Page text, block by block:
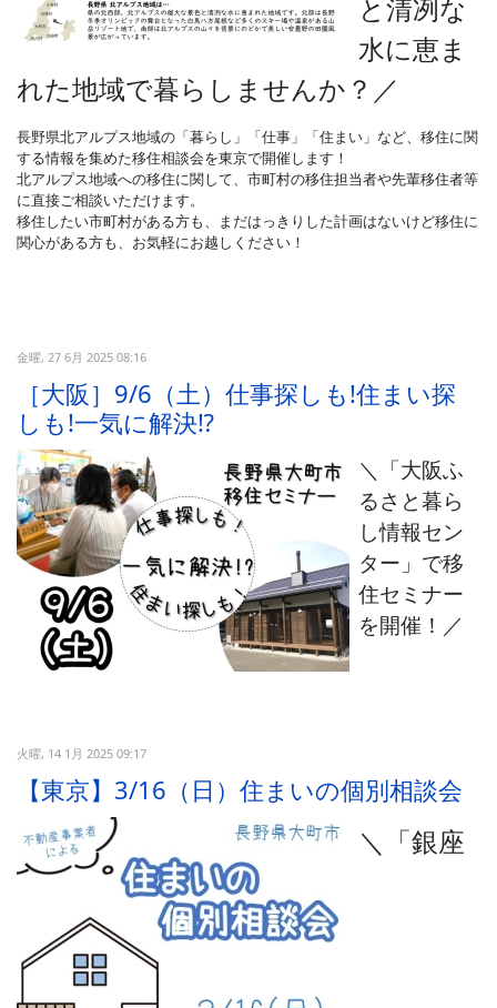
と清冽な
水に恵ま
れた地域で暮らしませんか？ ／
長野県北アルプス地域の「暮らし」「仕事」「住まい」など、移住に関
する情報を集めた移住相談会を東京で開催します！
北アルプス地域への移住に関して、市町村の移住担当者や先輩移住者等
に直接ご相談いただけます。
移住したい市町村がある方も、まだはっきりした計画はないけど移住に
関心がある方も、お気軽にお越しください！
金曜, 27 6月 2025 08:16
［大阪］9/6（土）仕事探しも!住まい探
しも!一気に解決⁉
＼「大阪ふ
るさと暮ら
し情報セン
ター」で移
住セミナー
を開催！／
火曜, 14 1月 2025 09:17
【東京】3/16（日）住まいの個別相談会
＼「銀座